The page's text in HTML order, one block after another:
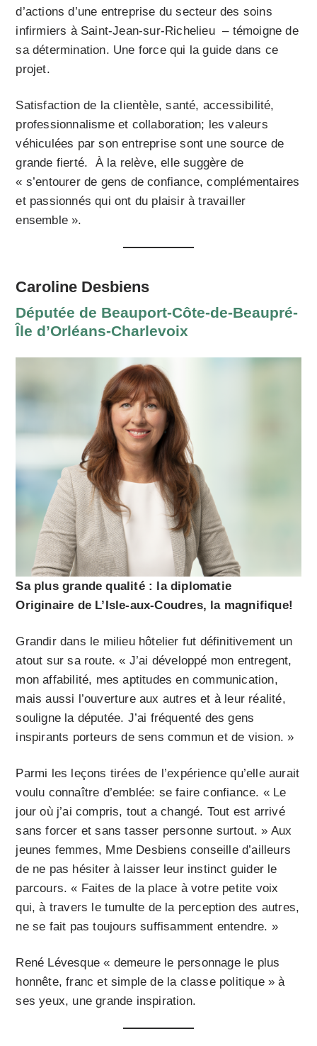
d’actions d’une entreprise du secteur des soins
infirmiers à Saint-Jean-sur-Richelieu – témoigne de
sa détermination. Une force qui la guide dans ce
projet.
Satisfaction de la clientèle, santé, accessibilité,
professionnalisme et collaboration; les valeurs
véhiculées par son entreprise sont une source de
grande fierté. À la relève, elle suggère de
« s’entourer de gens de confiance, complémentaires
et passionnés qui ont du plaisir à travailler
ensemble ».
Caroline Desbiens
Députée de Beauport-Côte-de-Beaupré-
Île d’Orléans-Charlevoix
Sa plus grande qualité : la diplomatie
Originaire de L’Isle-aux-Coudres, la magnifique!
Grandir dans le milieu hôtelier fut définitivement un
atout sur sa route. « J’ai développé mon entregent,
mon affabilité, mes aptitudes en communication,
mais aussi l’ouverture aux autres et à leur réalité,
souligne la députée. J’ai fréquenté des gens
inspirants porteurs de sens commun et de vision. »
Parmi les leçons tirées de l’expérience qu’elle aurait
voulu connaître d’emblée: se faire confiance. « Le
jour où j’ai compris, tout a changé. Tout est arrivé
sans forcer et sans tasser personne surtout. » Aux
jeunes femmes, Mme Desbiens conseille d’ailleurs
de ne pas hésiter à laisser leur instinct guider le
parcours. « Faites de la place à votre petite voix
qui, à travers le tumulte de la perception des autres,
ne se fait pas toujours suffisamment entendre. »
René Lévesque « demeure le personnage le plus
honnête, franc et simple de la classe politique » à
ses yeux, une grande inspiration.